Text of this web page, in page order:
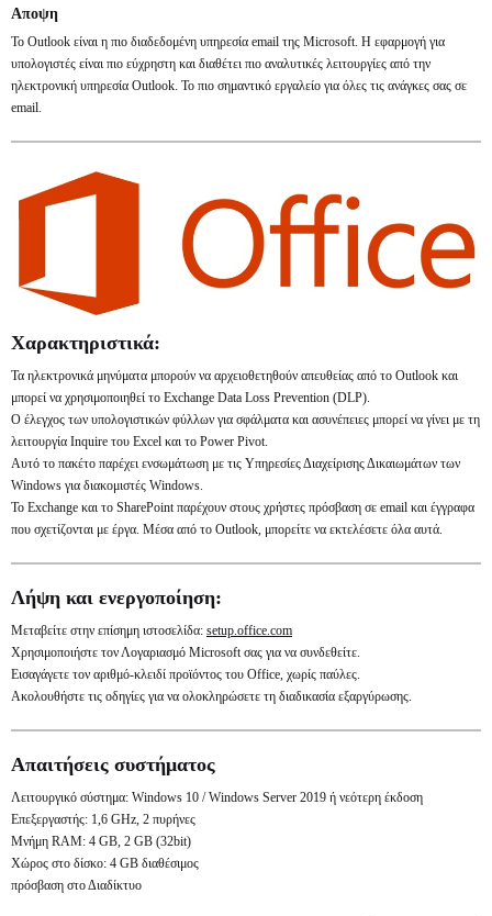
Αποψη
Το Outlook είναι η πιο διαδεδομένη υπηρεσία email της Microsoft. Η εφαρμογή για
υπολογιστές είναι πιο εύχρηστη και διαθέτει πιο αναλυτικές λειτουργίες από την
ηλεκτρονική υπηρεσία Outlook. Το πιο σημαντικό εργαλείο για όλες τις ανάγκες σας σε
email.
Χαρακτηριστικά:
Τα ηλεκτρονικά μηνύματα μπορούν να αρχειοθετηθούν απευθείας από το Outlook και
μπορεί να χρησιμοποιηθεί το Exchange Data Loss Prevention (DLP).
Ο έλεγχος των υπολογιστικών φύλλων για σφάλματα και ασυνέπειες μπορεί να γίνει με τη
λειτουργία Inquire του Excel και το Power Pivot.
Αυτό το πακέτο παρέχει ενσωμάτωση με τις Υπηρεσίες Διαχείρισης Δικαιωμάτων των
Windows για διακομιστές Windows.
Το Exchange και το SharePoint παρέχουν στους χρήστες πρόσβαση σε email και έγγραφα
που σχετίζονται με έργα. Μέσα από το Outlook, μπορείτε να εκτελέσετε όλα αυτά.
Λήψη και ενεργοποίηση:
Μεταβείτε στην επίσημη ιστοσελίδα: setup.office.com
Χρησιμοποιήστε τον Λογαριασμό Microsoft σας για να συνδεθείτε.
Εισαγάγετε τον αριθμό-κλειδί προϊόντος του Office, χωρίς παύλες.
Ακολουθήστε τις οδηγίες για να ολοκληρώσετε τη διαδικασία εξαργύρωσης.
Απαιτήσεις συστήματος
Λειτουργικό σύστημα: Windows 10 / Windows Server 2019 ή νεότερη έκδοση
Επεξεργαστής: 1,6 GHz, 2 πυρήνες
Μνήμη RAM: 4 GB, 2 GB (32bit)
Χώρος στο δίσκο: 4 GB διαθέσιμος
πρόσβαση στο Διαδίκτυο